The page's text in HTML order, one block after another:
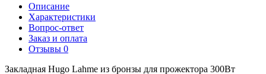
Описание
Характеристики
Вопрос-ответ
Заказ и оплата
Отзывы 0
Закладная Hugo Lahme из бронзы для прожектора 300Вт